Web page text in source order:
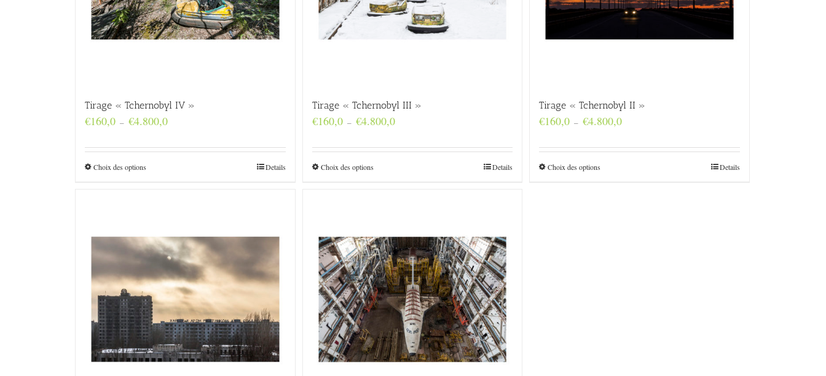
Tirage « Tchernobyl IV »
€160,0 – €4.800,0Plage
€160,0
Choix des options Details
Tirage « Tchernobyl III »
€160,0 – €4.800,0Plage
€160,0
Choix des options Details
Tirage « Tchernobyl II »
€160,0 – €4.800,0Plage
€160,0
Choix des options Details